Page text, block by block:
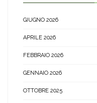
GIUGNO 2026
APRILE 2026
FEBBRAIO 2026
GENNAIO 2026
OTTOBRE 2025